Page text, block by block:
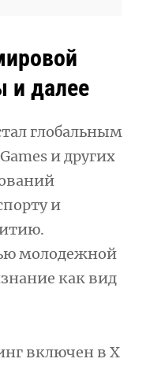
и далее
глобальным
и других
и
молодежной
как вид
включен в X